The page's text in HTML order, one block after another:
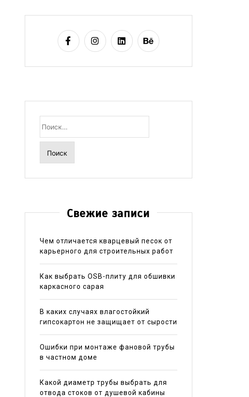
Свежие записи
Чем отличается кварцевый песок от
карьерного для строительных работ
Как выбрать OSB-плиту для обшивки
каркасного сарая
В каких случаях влагостойкий
гипсокартон не защищает от сырости
Ошибки при монтаже фановой трубы
в частном доме
Какой диаметр трубы выбрать для
отвода стоков от душевой кабины